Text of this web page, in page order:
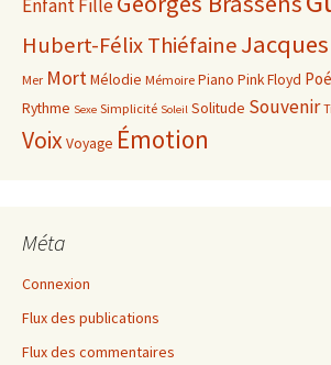
EnfantFille
Hubert-Félix Thiéfaine
Mer MortMélodie Mémoire Piano Pink Floyd
Rythme Sexe Simplicité Soleil Solitude Souvenir
VoixVoyage Émotion
Méta
Connexion
Flux des publications
Flux des commentaires